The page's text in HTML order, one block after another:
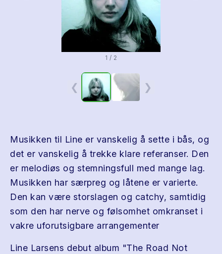
1 / 2
❮ ❯
Musikken til Line er vanskelig å sette i bås, og
det er vanskelig å trekke klare referanser. Den
er melodiøs og stemningsfull med mange lag.
Musikken har særpreg og låtene er varierte.
Den kan være storslagen og catchy, samtidig
som den har nerve og følsomhet omkranset i
vakre uforutsigbare arrangementer
Line Larsens debut album "The Road Not